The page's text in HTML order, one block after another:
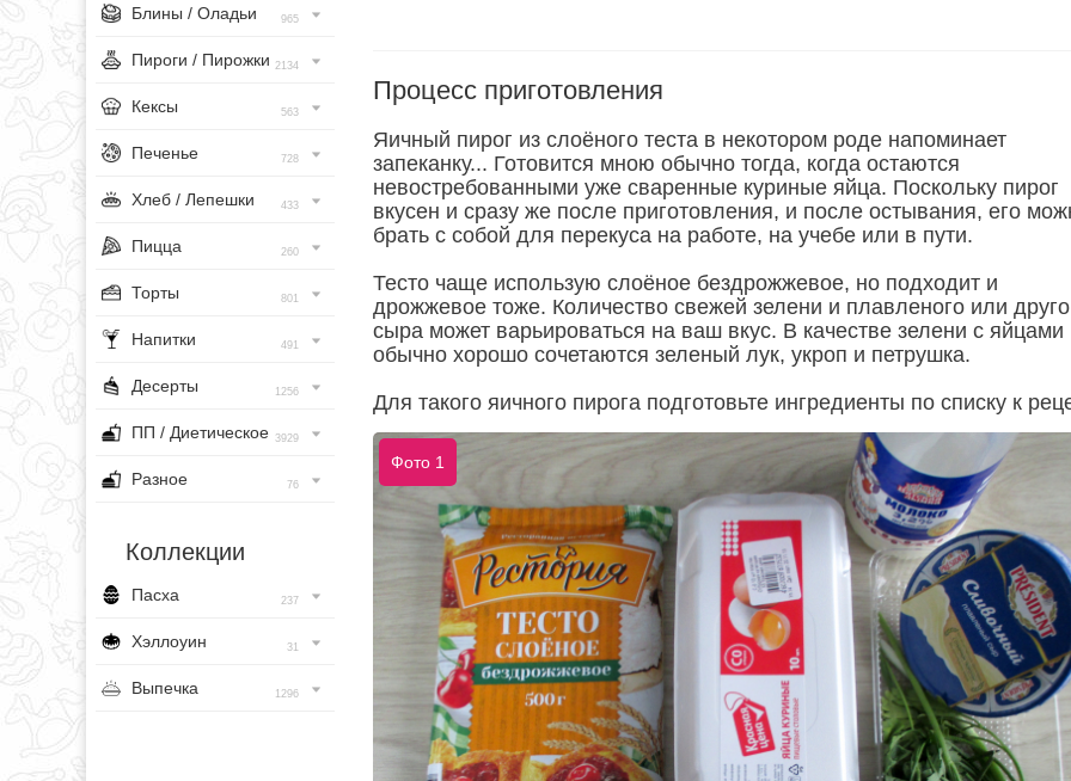
Блины / Оладьи 965
Пироги / Пирожки 2134
Кексы 563
Печенье 728
Хлеб / Лепешки 433
Пицца 260
Торты 801
Напитки 491
Десерты 1256
ПП / Диетическое 3929
Разное 76
Коллекции
Пасха 237
Хэллоуин 31
Выпечка 1296
Процесс приготовления
Яичный пирог из слоёного теста в некотором роде напоминает
запеканку... Готовится мною обычно тогда, когда остаются
невостребованными уже сваренные куриные яйца. Поскольку пирог
вкусен и сразу же после приготовления, и после остывания, его
брать с собой для перекуса на работе, на учебе или в пути.
Тесто чаще использую слоёное бездрожжевое, но подходит и
дрожжевое тоже. Количество свежей зелени и плавленого или
сыра может варьироваться на ваш вкус. В качестве зелени с яйцами
обычно хорошо сочетаются зеленый лук, укроп и петрушка.
Для такого яичного пирога подготовьте ингредиенты по списку к
Фото 1